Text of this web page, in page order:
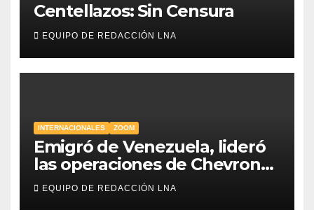
Centellazos: Sin Censura
EQUIPO DE REDACCIÓN LNA
INTERNACIONALES ZOOM
Emigró de Venezuela, lideró
las operaciones de Chevron
en EE.UU. y hoy es la única
mujer CEO en Vaca Muerta
EQUIPO DE REDACCIÓN LNA